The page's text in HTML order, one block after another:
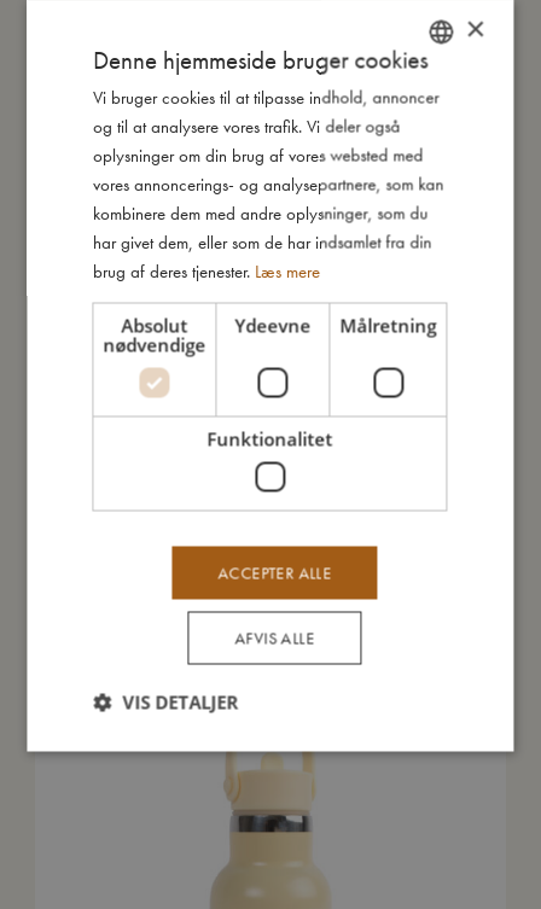
- Onesize, passer cirka fra 6 måneder til 2 år.
- Kan maskinvaskes ved 30 grader.
Så stor er jeg
Jeg er lavet af
Sådan plejer du mig
Du vil måske også kunne lide
DANISH
GERMAN
×
Denne hjemmeside bruger cookies
Vi bruger cookies til at tilpasse indhold, annoncer
og til at analysere vores trafik. Vi deler også
oplysninger om din brug af vores websted med
vores annoncerings- og analysepartnere, som kan
kombinere dem med andre oplysninger, som du
har givet dem, eller som de har indsamlet fra din
brug af deres tjenester. Læs mere
Absolut
nødvendige
Ydeevne Målretning
Funktionalitet
ACCEPTER ALLE
AFVIS ALLE
VIS DETALJER